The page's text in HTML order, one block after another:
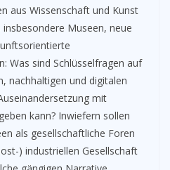
aus Wissenschaft und Kunst
Museen, neue
Was sind Schlüsselfragen auf
nachhaltigen und digitalen
mit
kann? Inwiefern sollen
als gesellschaftliche Foren
) industriellen Gesellschaft